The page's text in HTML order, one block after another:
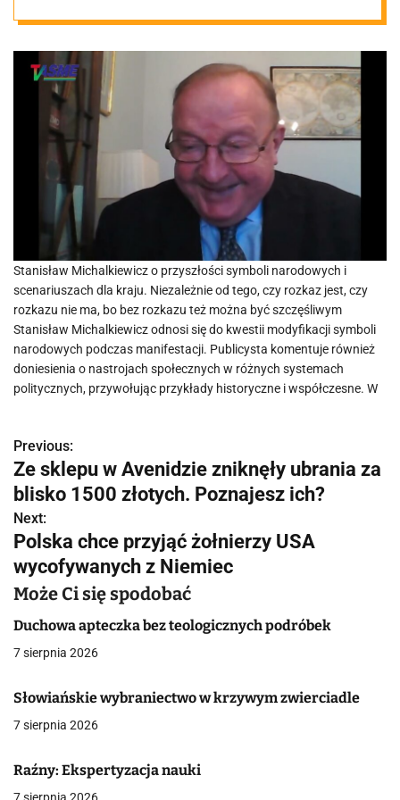
bieżących
wydarzeń
politycznych
Stanisław Michalkiewicz o przyszłości symboli narodowych i
scenariuszach dla kraju. Niezależnie od tego, czy rozkaz jest, czy
rozkazu nie ma, bo bez rozkazu też można być szczęśliwym
Stanisław Michalkiewicz odnosi się do kwestii modyfikacji symboli
narodowych podczas manifestacji. Publicysta komentuje również
doniesienia o nastrojach społecznych w różnych systemach
politycznych, przywołując przykłady historyczne i współczesne. W
N
a
w
i
g
a
c
j
a
p
Previous:
Ze sklepu w Avenidzie zniknęły ubrania za
blisko 1500 złotych. Poznajesz ich?
Next:
Polska chce przyjąć żołnierzy USA
wycofywanych z Niemiec
Może Ci się spodobać
Duchowa apteczka bez teologicznych podróbek
7 sierpnia 2026
Słowiańskie wybraniectwo w krzywym zwierciadle
7 sierpnia 2026
Raźny: Ekspertyzacja nauki